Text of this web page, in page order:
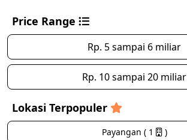
Price Range
Rp. 5 sampai 6 miliar
Rp. 10 sampai 20 miliar
Lokasi Terpopuler
Payangan ( 1 )